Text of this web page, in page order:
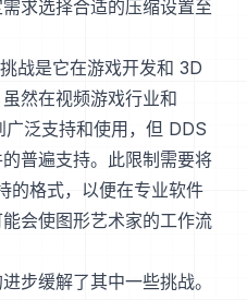
求选择合适的压缩设置至
战是它在游戏开发和 3D
然在视频游戏行业和
泛支持和使用，但 DDS
普遍支持。此限制需要将
的格式，以便在专业软件
会使图形艺术家的工作流
步缓解了其中一些挑战。